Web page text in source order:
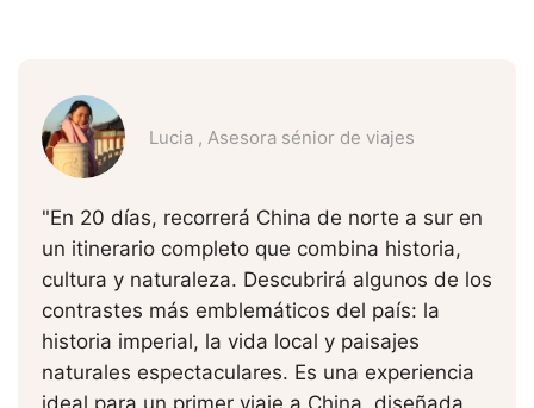
Lucia , Asesora sénior de viajes
"En 20 días, recorrerá China de norte a sur en
un itinerario completo que combina historia,
cultura y naturaleza. Descubrirá algunos de los
contrastes más emblemáticos del país: la
historia imperial, la vida local y paisajes
naturales espectaculares. Es una experiencia